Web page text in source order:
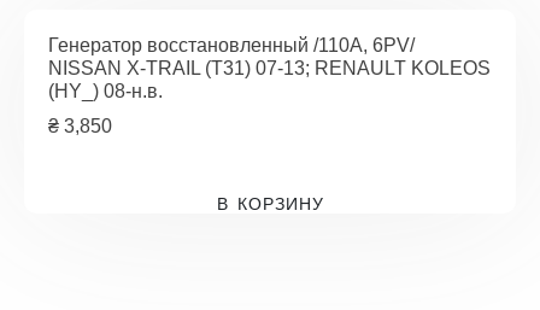
Генератор восстановленный /110A, 6PV/
NISSAN X-TRAIL (T31) 07-13; RENAULT KOLEOS
(HY_) 08-н.в.
₴ 3,850
В КОРЗИНУ